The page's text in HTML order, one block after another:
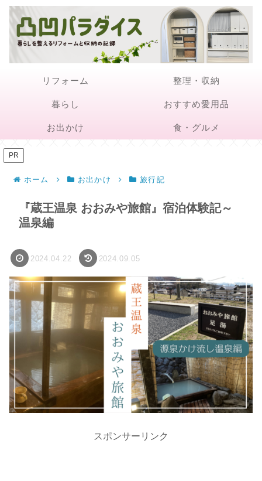
リフォーム 整理・収納
暮らし おすすめ愛用品
お出かけ 食・グルメ
PR
ホーム お出かけ 旅行記
『蔵王温泉 おおみや旅館』宿泊体験記～
温泉編
2024.04.22 2024.09.05
スポンサーリンク